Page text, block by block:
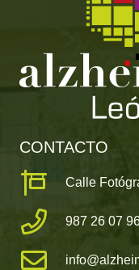
CONTACTO
Calle
987 26 07